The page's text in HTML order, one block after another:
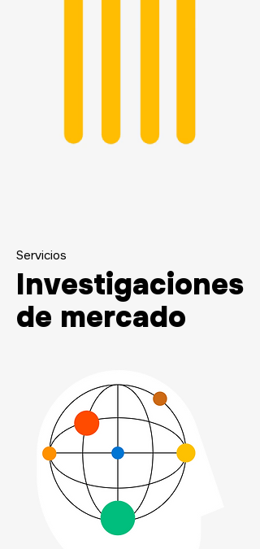
Servicios
Investigaciones
de mercado